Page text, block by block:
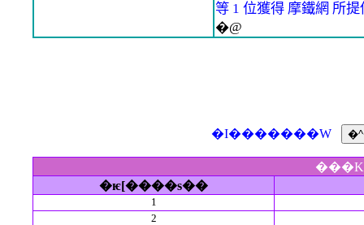
等 1 位獲得 摩鐵網 所
�@
�I�������W
�ѥ[����s��
1
2